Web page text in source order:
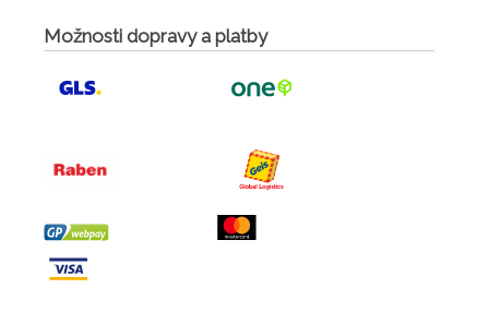
Možnosti dopravy a platby